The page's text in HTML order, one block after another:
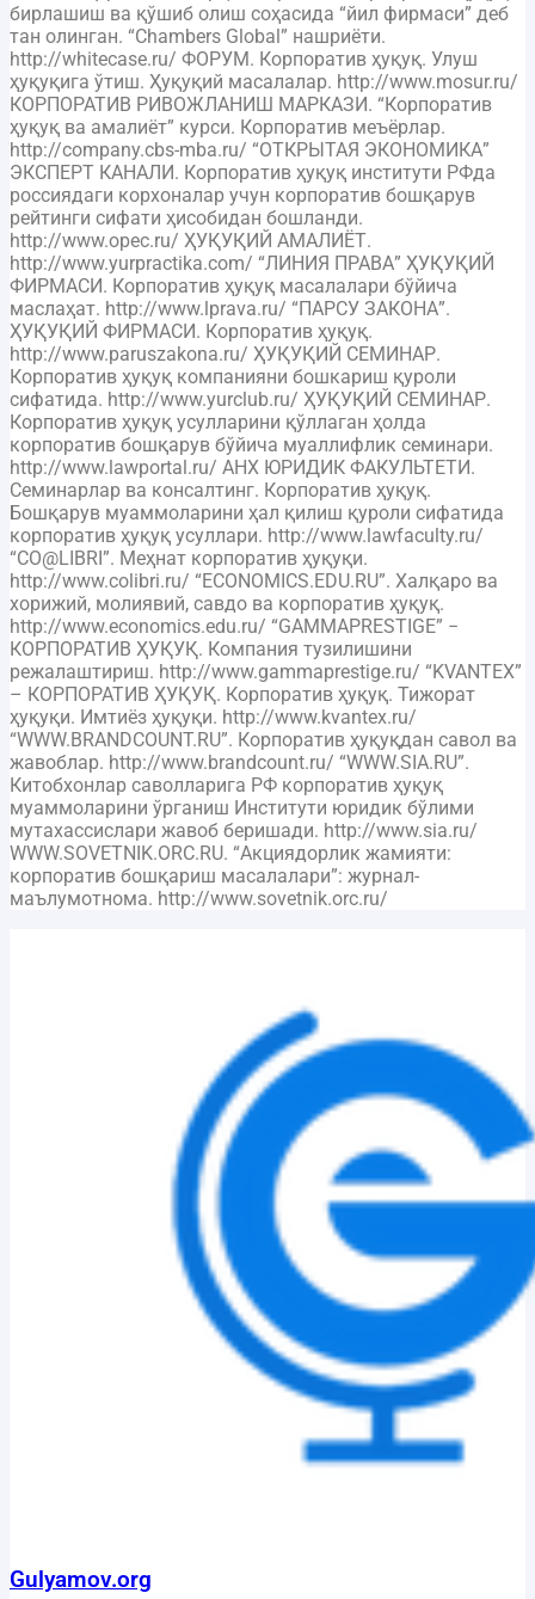
бирлашиш ва қўшиб олиш соҳасида “йил фирмаси” деб
тан олинган. “Chambers Global” нашриёти.
http://whitecase.ru/ ФОРУМ. Корпоратив ҳуқуқ. Улуш
ҳуқуқига ўтиш. Ҳуқуқий масалалар. http://www.mosur.ru/
КОРПОРАТИВ РИВОЖЛАНИШ МАРКАЗИ. “Корпоратив
ҳуқуқ ва амалиёт” курси. Корпоратив меъёрлар.
http://company.cbs-mba.ru/ “ОТКРЫТАЯ ЭКОНОМИКА”
ЭКСПЕРТ КАНАЛИ. Корпоратив ҳуқуқ институти РФда
россиядаги корхоналар учун корпоратив бошқарув
рейтинги сифати ҳисобидан бошланди.
http://www.opec.ru/ ҲУҚУҚИЙ АМАЛИЁТ.
http://www.yurpractika.com/ “ЛИНИЯ ПРАВА” ҲУҚУҚИЙ
ФИРМАСИ. Корпоратив ҳуқуқ масалалари бўйича
маслаҳат. http://www.lprava.ru/ “ПАРСУ ЗАКОНА”.
ҲУҚУҚИЙ ФИРМАСИ. Корпоратив ҳуқуқ.
http://www.paruszakona.ru/ ҲУҚУҚИЙ СЕМИНАР.
Корпоратив ҳуқуқ компанияни бошкариш қуроли
сифатида. http://www.yurclub.ru/ ҲУҚУҚИЙ СЕМИНАР.
Корпоратив ҳуқуқ усулларини қўллаган ҳолда
корпоратив бошқарув бўйича муаллифлик семинари.
http://www.lawportal.ru/ АНХ ЮРИДИК ФАКУЛЬТЕТИ.
Семинарлар ва консалтинг. Корпоратив ҳуқуқ.
Бошқарув муаммоларини ҳал қилиш қуроли сифатида
корпоратив ҳуқуқ усуллари. http://www.lawfaculty.ru/
“CO@LIBRI”. Меҳнат корпоратив ҳуқуқи.
http://www.colibri.ru/ “ECONOMICS.EDU.RU”. Халқаро ва
хорижий, молиявий, савдо ва корпоратив ҳуқуқ.
http://www.economics.edu.ru/ “GAMMAPRESTIGE” −
КОРПОРАТИВ ҲУҚУҚ. Компания тузилишини
режалаштириш. http://www.gammaprestige.ru/ “KVANTEX”
– КОРПОРАТИВ ҲУҚУҚ. Корпоратив ҳуқуқ. Тижорат
ҳуқуқи. Имтиёз ҳуқуқи. http://www.kvantex.ru/
“WWW.BRANDCOUNT.RU”. Корпоратив ҳуқуқдан савол ва
жавоблар. http://www.brandcount.ru/ “WWW.SIA.RU”.
Китобхонлар саволларига РФ корпоратив ҳуқуқ
муаммоларини ўрганиш Институти юридик бўлими
мутахассислари жавоб беришади. http://www.sia.ru/
WWW.SOVETNIK.ORC.RU. “Акциядорлик жамияти:
корпоратив бошқариш масалалари”: журнал-
маълумотнома. http://www.sovetnik.orc.ru/
Gulyamov.org